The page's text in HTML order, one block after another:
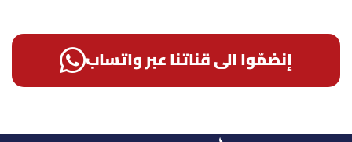
إنضمّوا الى قناتنا عبر واتساب